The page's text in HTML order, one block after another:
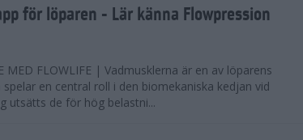
för löparen - Lär känna Flowpression
MED FLOWLIFE | Vadmusklerna är en av löparens
en central roll i den biomekaniska kedjan vid
utsätts de för hög belastni...